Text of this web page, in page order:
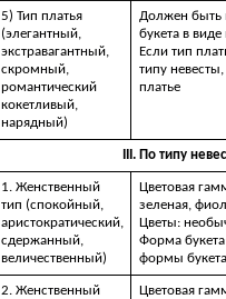
5) Тип платья
(элегантный,
экстравагантный,
скромный,
романтический
кокетливый,
нарядный)
Должен быть
букета в
Если тип
типу
платье
III. По типу
1. Женственный
тип (спокойный,
аристократический,
сдержанный,
величественный)
Цветовая
зеленая,
Цветы:
Форма
формы букета
2. Женственный
Цветовая